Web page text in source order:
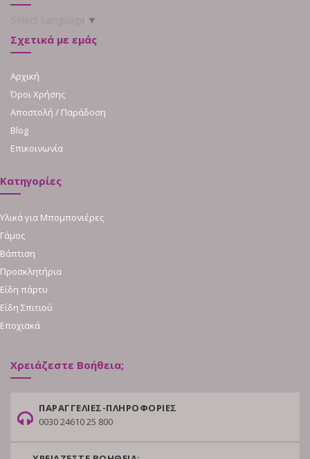
▼
Σχετικά με εμάς
Αρχική
Όροι Χρήσης
Αποστολή / Παράδοση
Blog
Επικοινωνία
Κατηγορίες
Υλικά για Μπομπονιέρες
Γάμος
Βάπτιση
Προσκλητήρια
Είδη πάρτυ
Είδη Σπιτιού
Εποχιακά
Χρειάζεστε Βοήθεια;
ΠΑΡΑΓΓΕΛΙΕΣ-ΠΛΗΡΟΦΟΡΙΕΣ
0030 24610 25 800